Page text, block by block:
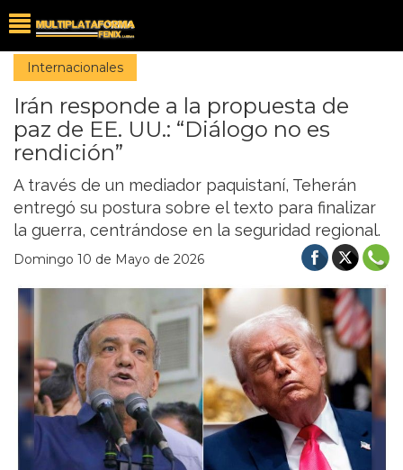
Internacionales
Irán responde a la propuesta de
paz de EE. UU.: “Diálogo no es
rendición”
A través de un mediador paquistaní, Teherán
entregó su postura sobre el texto para finalizar
la guerra, centrándose en la seguridad regional.
Domingo 10 de Mayo de 2026